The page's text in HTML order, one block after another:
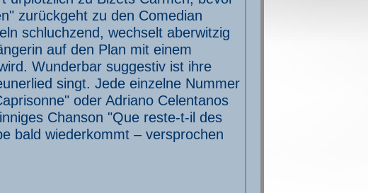
zurückgeht zu den Comedian
schluchzend, wechselt aberwitzig
auf den Plan mit einem
Wunderbar suggestiv ist ihre
singt. Jede einzelne Nummer
oder Adriano Celentanos
Chanson "Que reste-t-il des
bald wiederkommt – versprochen